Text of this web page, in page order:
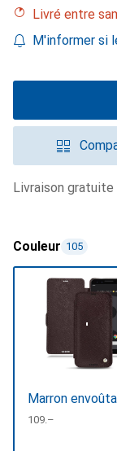
Livré entre
M'informer si
livraison gratuite
Couleur 105
Marron
CHF
109.–